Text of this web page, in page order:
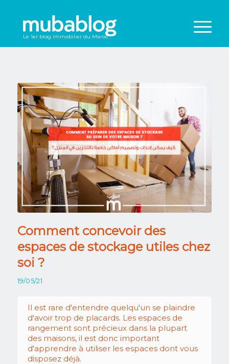
Le 1er blog immobilier du Maroc
Comment concevoir des
espaces de stockage utiles chez
soi ?
19/05/21
Il est rare d'entendre quelqu'un se plaindre
d'avoir trop de placards. Les espaces de
rangement sont précieux dans la plupart
des maisons, il est donc important
d'apprendre à utiliser les espaces dont vous
disposez déjà.